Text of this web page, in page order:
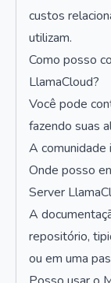
custos
utilizam.
Como posso
LlamaCloud?
Você pode
fazendo suas
A comunidade
Onde posso
Server
A
repositório,
ou em uma